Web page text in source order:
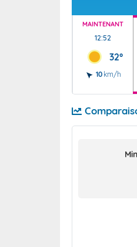
MAINTENANT
12:52
32°
10 km/h